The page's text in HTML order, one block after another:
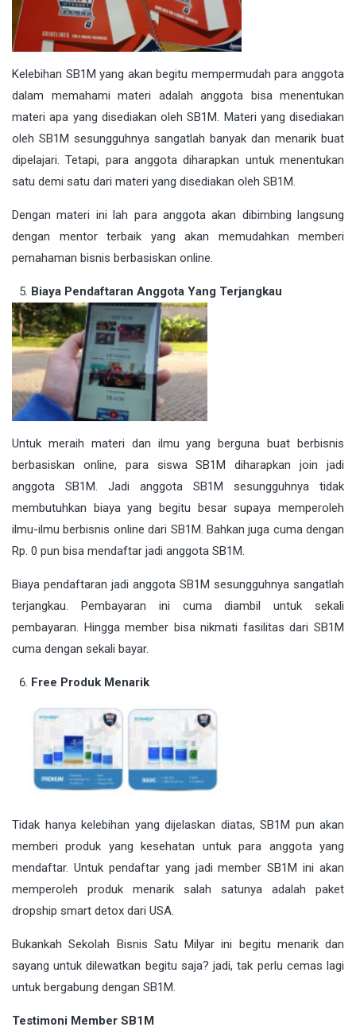
Kelebihan SB1M yang akan begitu mempermudah para anggota
dalam memahami materi adalah anggota bisa menentukan
materi apa yang disediakan oleh SB1M. Materi yang disediakan
oleh SB1M sesungguhnya sangatlah banyak dan menarik buat
dipelajari. Tetapi, para anggota diharapkan untuk menentukan
satu demi satu dari materi yang disediakan oleh SB1M.
Dengan materi ini lah para anggota akan dibimbing langsung
dengan mentor terbaik yang akan memudahkan memberi
pemahaman bisnis berbasiskan online.
Biaya Pendaftaran Anggota Yang Terjangkau
Untuk meraih materi dan ilmu yang berguna buat berbisnis
berbasiskan online, para siswa SB1M diharapkan join jadi
anggota SB1M. Jadi anggota SB1M sesungguhnya tidak
membutuhkan biaya yang begitu besar supaya memperoleh
ilmu-ilmu berbisnis online dari SB1M. Bahkan juga cuma dengan
Rp. 0 pun bisa mendaftar jadi anggota SB1M.
Biaya pendaftaran jadi anggota SB1M sesungguhnya sangatlah
terjangkau. Pembayaran ini cuma diambil untuk sekali
pembayaran. Hingga member bisa nikmati fasilitas dari SB1M
cuma dengan sekali bayar.
Free Produk Menarik
Tidak hanya kelebihan yang dijelaskan diatas, SB1M pun akan
memberi produk yang kesehatan untuk para anggota yang
mendaftar. Untuk pendaftar yang jadi member SB1M ini akan
memperoleh produk menarik salah satunya adalah paket
dropship smart detox dari USA.
Bukankah Sekolah Bisnis Satu Milyar ini begitu menarik dan
sayang untuk dilewatkan begitu saja? jadi, tak perlu cemas lagi
untuk bergabung dengan SB1M.
Testimoni Member SB1M